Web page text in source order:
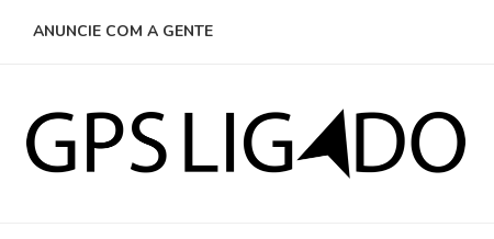
ANUNCIE COM A GENTE